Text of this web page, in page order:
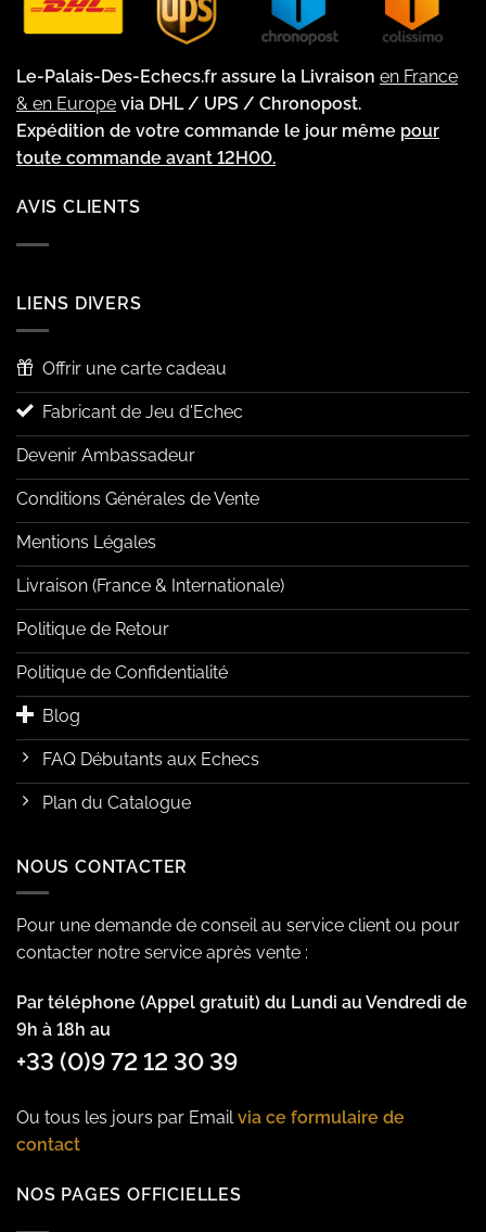
Le-Palais-Des-Echecs.fr assure la Livraison en France
& en Europe via DHL / UPS / Chronopost.
Expédition de votre commande le jour même pour
toute commande avant 12H00.
AVIS CLIENTS
LIENS DIVERS
Offrir une carte cadeau
Fabricant de Jeu d'Echec
Devenir Ambassadeur
Conditions Générales de Vente
Mentions Légales
Livraison (France & Internationale)
Politique de Retour
Politique de Confidentialité
Blog
FAQ Débutants aux Echecs
Plan du Catalogue
NOUS CONTACTER
Pour une demande de conseil au service client ou pour
contacter notre service après vente :
Par téléphone (Appel gratuit) du Lundi au Vendredi de
9h à 18h au
+33 (0)9 72 12 30 39
Ou tous les jours par Emailvia ce formulaire de
contact
NOS PAGES OFFICIELLES